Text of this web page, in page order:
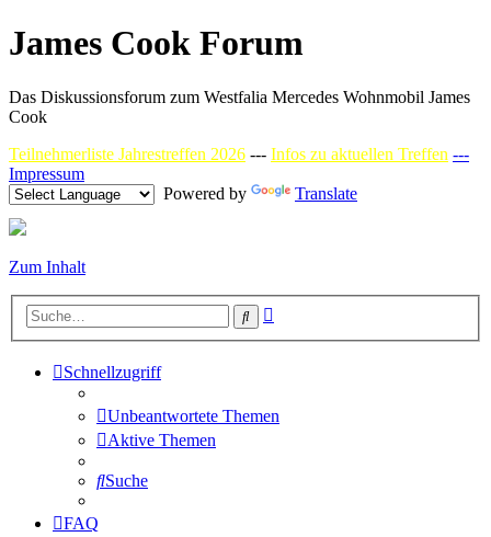
James Cook Forum
Das Diskussionsforum zum Westfalia Mercedes Wohnmobil James
Cook
Teilnehmerliste Jahrestreffen 2026 --- Infos zu aktuellen Treffen ---
Impressum
Powered by
Translate
Zum Inhalt
Suche
Schnellzugriff
Unbeantwortete Themen
Aktive Themen
Suche
FAQ